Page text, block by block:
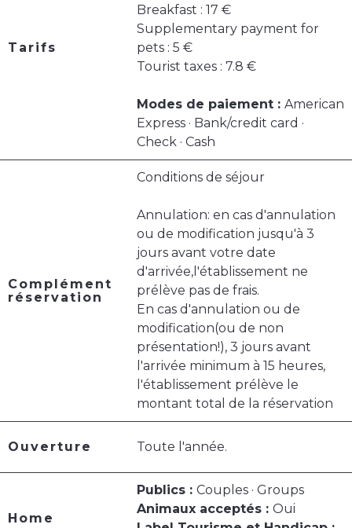
Tarifs
Breakfast : 17 €
Supplementary payment for
pets : 5 €
Tourist taxes : 7.8 €
Modes de paiement : American
Express · Bank/credit card ·
Check · Cash
Complément
réservation
Conditions de séjour
Annulation: en cas d'annulation
ou de modification jusqu'à 3
jours avant votre date
d'arrivée,l'établissement ne
prélève pas de frais.
En cas d'annulation ou de
modification(ou de non
présentation!), 3 jours avant
l'arrivée minimum à 15 heures,
l'établissement prélève le
montant total de la réservation
Ouverture Toute l'année.
Home
Publics : Couples · Groups
Animaux acceptés : Oui